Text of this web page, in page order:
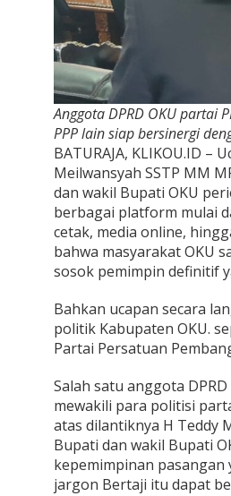
Anggota DPRD OKU partai
PPP lain siap bersinergi
BATURAJA, KLIKOU.ID –
Meilwansyah SSTP MM
dan wakil Bupati OKU
berbagai platform mulai
cetak, media online,
bahwa masyarakat OKU
sosok pemimpin definitif
Bahkan ucapan secara
politik Kabupaten OKU.
Partai Persatuan
Salah satu anggota
mewakili para politisi
atas dilantiknya H Teddy
Bupati dan wakil Bupati
kepemimpinan pasangan
jargon Bertaji itu dapat